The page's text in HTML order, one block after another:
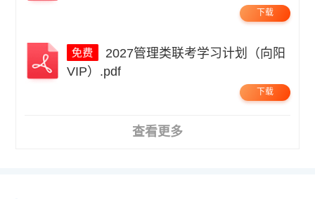
下载
VIP）.pdf
下载
查看更多